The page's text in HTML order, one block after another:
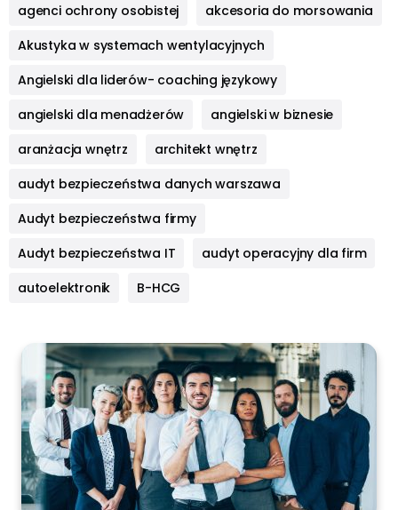
agenci ochrony osobistej
akcesoria do morsowania
Akustyka w systemach wentylacyjnych
Angielski dla liderów- coaching językowy
angielski dla menadżerów
angielski w biznesie
aranżacja wnętrz
architekt wnętrz
audyt bezpieczeństwa danych warszawa
Audyt bezpieczeństwa firmy
Audyt bezpieczeństwa IT
audyt operacyjny dla firm
autoelektronik
B-HCG